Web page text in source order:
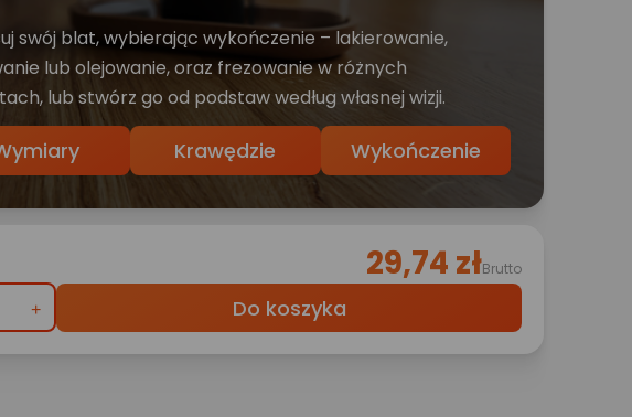
swój blat, wybierając wykończenie – lakierowanie,
lub olejowanie, oraz frezowanie w różnych
lub stwórz go od podstaw według własnej wizji.
Krawędzie Wykończenie
29,74 złBrutto
Do koszyka